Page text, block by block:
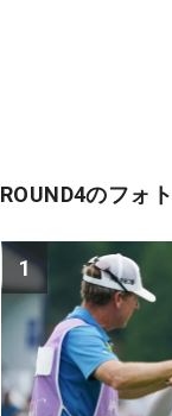
ROUND4のフォ
1